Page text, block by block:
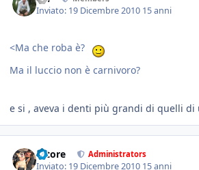
Inviato: 19 Dicembre 2010 15 anni
<Ma che roba è?
Ma il luccio non è carnivoro?
e si , aveva i denti più grandi di quelli di
tatore Administrators
Inviato: 19 Dicembre 2010 15 anni